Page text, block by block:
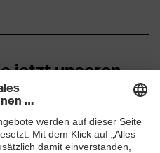
jetzt unseren